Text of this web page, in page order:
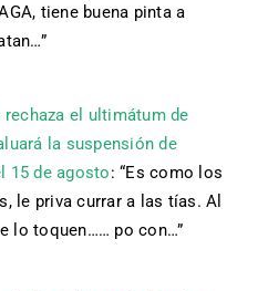
tiene buena pinta a
”
rechaza el ultimátum de
la suspensión de
15 de agosto: “Es como los
le priva currar a las tías. Al
lo toquen…… po con…”